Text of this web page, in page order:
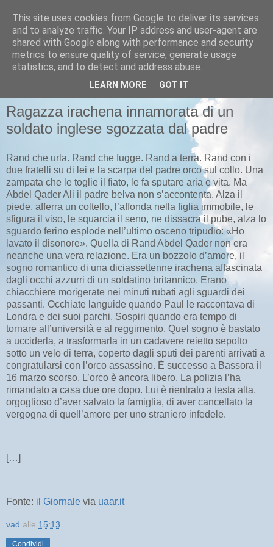
Pastafariani
Pastafariani di tutto il Papato, unitevi!
Ragazza irachena innamorata di un
soldato inglese sgozzata dal padre
Rand che urla. Rand che fugge. Rand a terra. Rand con i
due fratelli su di lei e la scarpa del padre orco sul collo. Una
zampata che le toglie il fiato, le fa sputare aria e vita. Ma
Abdel Qader Ali il padre belva non s’accontenta. Alza il
piede, afferra un coltello, l’affonda nella figlia immobile, le
sfigura il viso, le squarcia il seno, ne dissacra il pube, alza lo
sguardo ferino esplode nell’ultimo osceno tripudio: «Ho
lavato il disonore». Quella di Rand Abdel Qader non era
neanche una vera relazione. Era un bozzolo d’amore, il
sogno romantico di una diciassettenne irachena affascinata
dagli occhi azzurri di un soldatino britannico. Erano
chiacchiere morigerate nei minuti rubati agli sguardi dei
passanti. Occhiate languide quando Paul le raccontava di
Londra e dei suoi parchi. Sospiri quando era tempo di
tornare all’università e al reggimento. Quel sogno è bastato
a ucciderla, a trasformarla in un cadavere reietto sepolto
sotto un velo di terra, coperto dagli sputi dei parenti arrivati a
congratularsi con l’orco assassino. È successo a Bassora il
16 marzo scorso. L’orco è ancora libero. La polizia l’ha
rimandato a casa due ore dopo. Lui è rientrato a testa alta,
orgoglioso d’aver salvato la famiglia, di aver cancellato la
vergogna di quell’amore per uno straniero infedele.
[…]
Fonte: il Giornale via uaar.it
vad alle 15:13
Condividi
This site uses cookies from Google to deliver its services
and to analyze traffic. Your IP address and user-agent are
shared with Google along with performance and security
metrics to ensure quality of service, generate usage
statistics, and to detect and address abuse.
LEARN MORE GOT IT